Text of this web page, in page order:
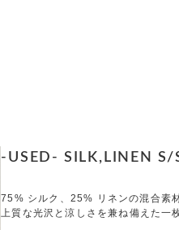
-USED- SILK,LINEN S/
75% シルク、25% リネンの混合素
上質な光沢と涼しさを兼ね備えた一